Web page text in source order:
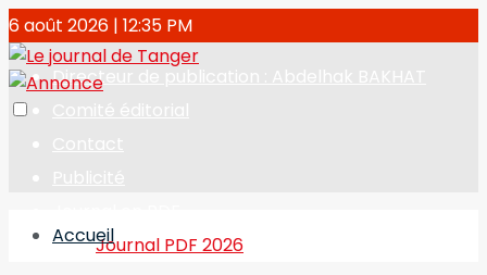
6 août 2026 | 12:35 PM
Directeur de publication : Abdelhak BAKHAT
Journal PDF 2026
Accueil